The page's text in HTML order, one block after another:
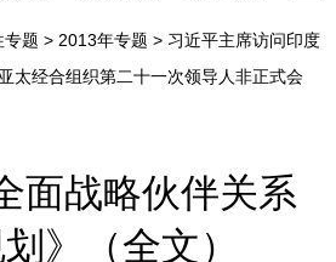
专题 > 2013年专题 > 习近平主席访问印度
太经合组织第二十一次领导人非正式会
面战略伙伴关系
》（全文）